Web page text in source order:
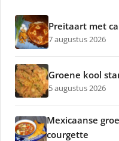
Preitaart met
7 augustus 2026
Groene kool
5 augustus 2026
Mexicaanse
courgette